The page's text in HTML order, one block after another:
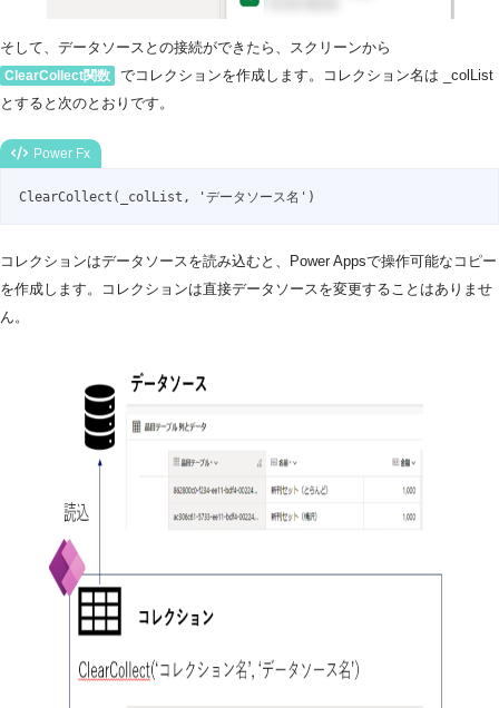
そして、データソースとの接続ができたら、スクリーンから
ClearCollect関数
でコレクションを作成します。コレクション名は _colList
とすると次のとおりです。
Power Fx
ClearCollect(_colList, 'データソース名')
コレクションはデータソースを読み込むと、Power Appsで操作可能なコピー
を作成します。コレクションは直接データソースを変更することはありませ
ん。